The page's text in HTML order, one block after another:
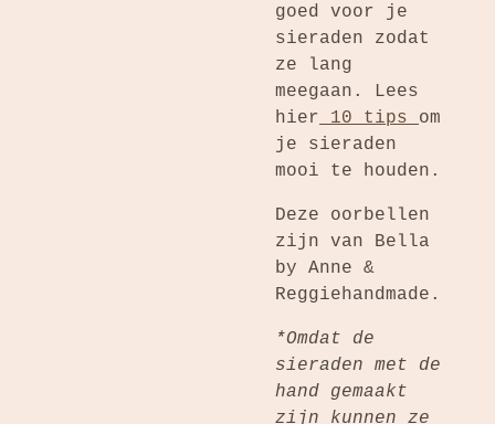
goed voor je
sieraden zodat
ze lang
meegaan. Lees
hier 10 tips om
je sieraden
mooi te houden.
Deze oorbellen
zijn van Bella
by Anne &
Reggiehandmade.
*Omdat de
sieraden met de
hand gemaakt
zijn kunnen ze